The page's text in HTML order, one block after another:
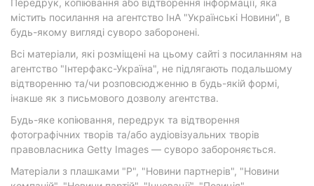
Передрук, копіювання або відтворення інформації, яка
містить посилання на агентство ІнА "Українські Новини", в
будь-якому вигляді суворо заборонені.
Всі матеріали, які розміщені на цьому сайті з посиланням на
агентство "Інтерфакс-Україна", не підлягають подальшому
відтворенню та/чи розповсюдженню в будь-якій формі,
інакше як з письмового дозволу агентства.
Будь-яке копіювання, передрук та відтворення
фотографічних творів та/або аудіовізуальних творів
правовласника Getty Images — суворо забороняється.
Матеріали з плашками "Р", "Новини партнерів", "Новини